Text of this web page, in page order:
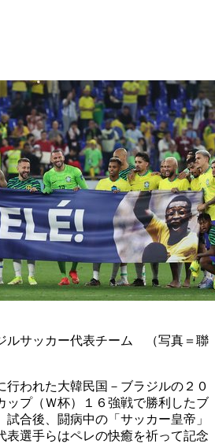
ルサッカー代表チーム （写真＝聯
行われた大韓民国－ブラジルの２０
ップ（Ｗ杯）１６強戦で勝利したブ
合後、闘病中の「サッカー皇帝」
表選手らはペレの快癒を祈って記念